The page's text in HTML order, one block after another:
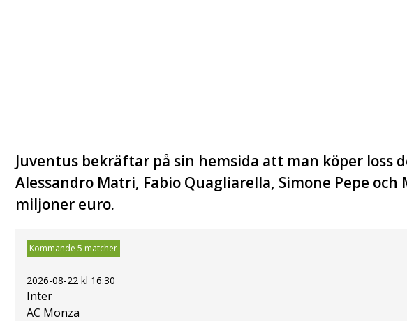
Juventus bekräftar på sin hemsida att man köper loss
Alessandro Matri, Fabio Quagliarella, Simone Pepe
miljoner euro.
Kommande 5 matcher
2026-08-22 kl 16:30
Inter
AC Monza